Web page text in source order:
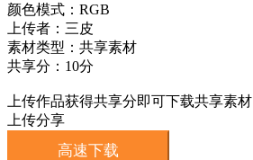
颜色模式：RGB
上传者：三皮
素材类型：共享素材
共享分：10分
上传作品获得共享分即可下载共享素材
上传分享
高速下载